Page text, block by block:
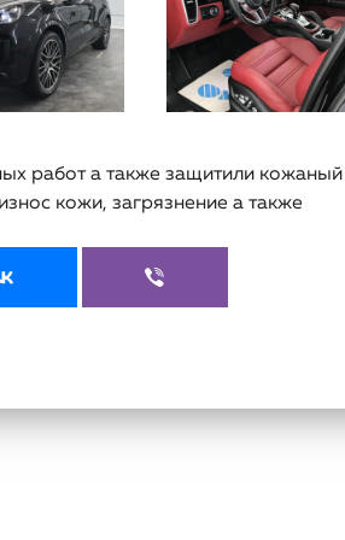
работ а также защитили кожаный
кожи, загрязнение а также